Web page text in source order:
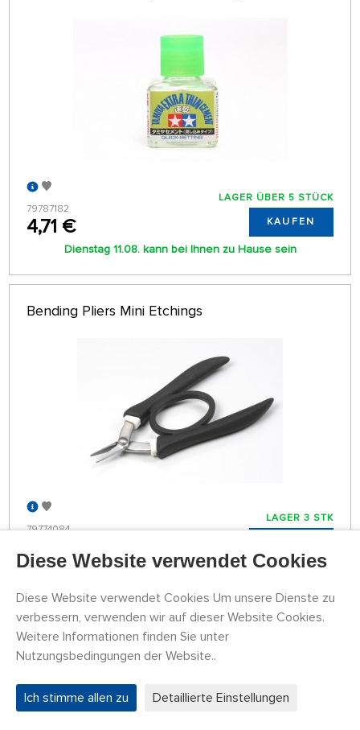
79787182
4,71 €
LAGER ÜBER 5 STÜCK
KAUFEN
Dienstag 11.08. kann bei Ihnen zu Hause sein
Bending Pliers Mini Etchings
79774084
LAGER 3 STK
Dienstag 11.08. kann bei Ihnen zu Hause sein
Sharp Pointed Side Cutter with Slim Jaw
Diese Website verwendet Cookies
Diese Website verwendet Cookies Um unsere Dienste zu
verbessern, verwenden wir auf dieser Website Cookies.
Weitere Informationen finden Sie unter
Nutzungsbedingungen der Website..
Ich stimme allen zu Detaillierte Einstellungen